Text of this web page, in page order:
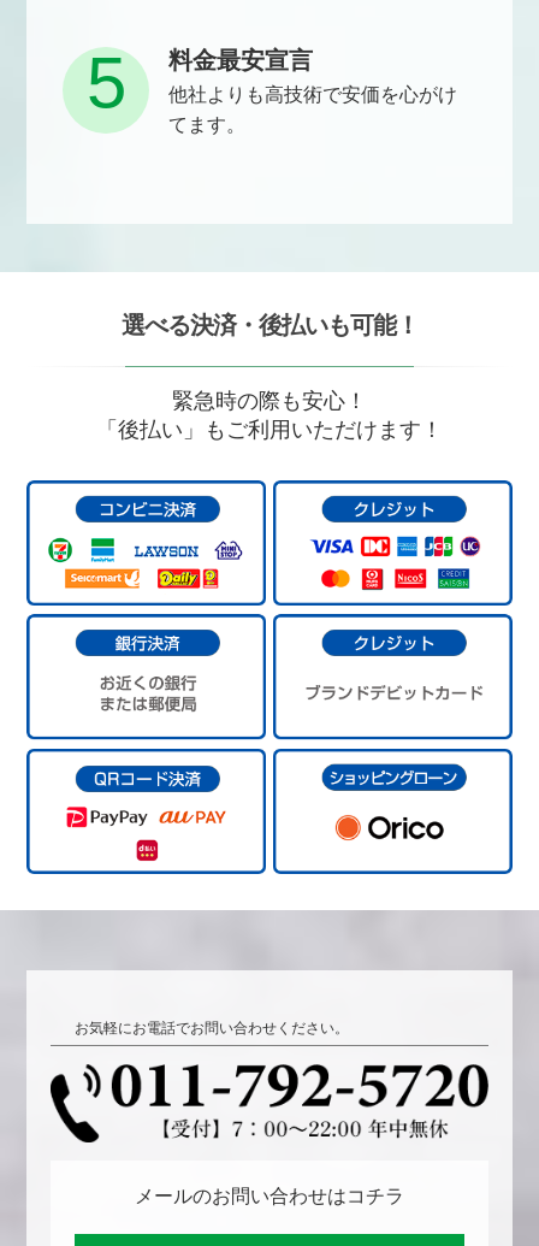
料金最安宣言
他社よりも高技術で安価を心がけ
てます。
5
選べる決済・後払いも可能！
緊急時の際も安心！
「後払い」もご利用いただけます！
お気軽にお電話でお問い合わせください。
メールのお問い合わせはコチラ